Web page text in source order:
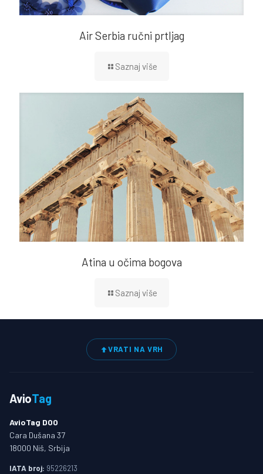
Air Serbia ručni prtljag
Saznaj više
Atina u očima bogova
Saznaj više
VRATI NA VRH
AvioTag
AvioTag DOO
Cara Dušana 37
18000 Niš, Srbija
IATA broj: 95226213